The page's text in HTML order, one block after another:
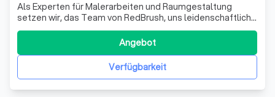
Als Experten für Malerarbeiten und Raumgestaltung
setzen wir, das Team von RedBrush, uns leidenschaftlich
für die Verwandlung Ihrer Räume ein. Mit unserer
umfassenden Erfahrung und unserem Fachwissen
garantieren wir Ihnen ein makelloses Finish, das Ihre
Erwartungen übertrifft. Unser Prozess beginnt
Verfügbarkeit
Angebot